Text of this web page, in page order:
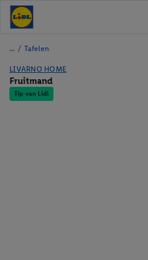
/ Tafelen
LIVARNO HOME
Fruitmand
Tip van Lidl